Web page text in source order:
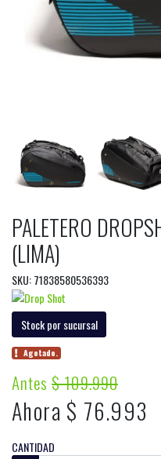
PALETERO
(LIMA)
SKU: 71838580536393
Stock por sucursal
Agotado.
Antes$ 109.990
Ahora $ 76.993
CANTIDAD